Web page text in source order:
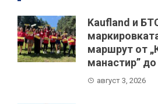
Kaufland и
маршрут от
манастир”
август 3, 2026